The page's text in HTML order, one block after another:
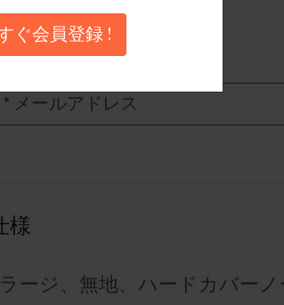
が1に更新されました
荷通知を希望する
* メールアドレス
様
ラージ、無地、ハードカバー
ぐ会員登録 !